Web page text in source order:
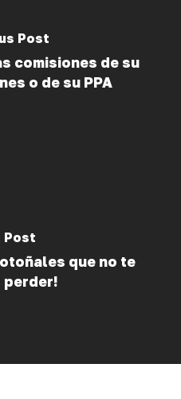
Post
comisiones de su
o de su PPA
Post
que no te
perder!